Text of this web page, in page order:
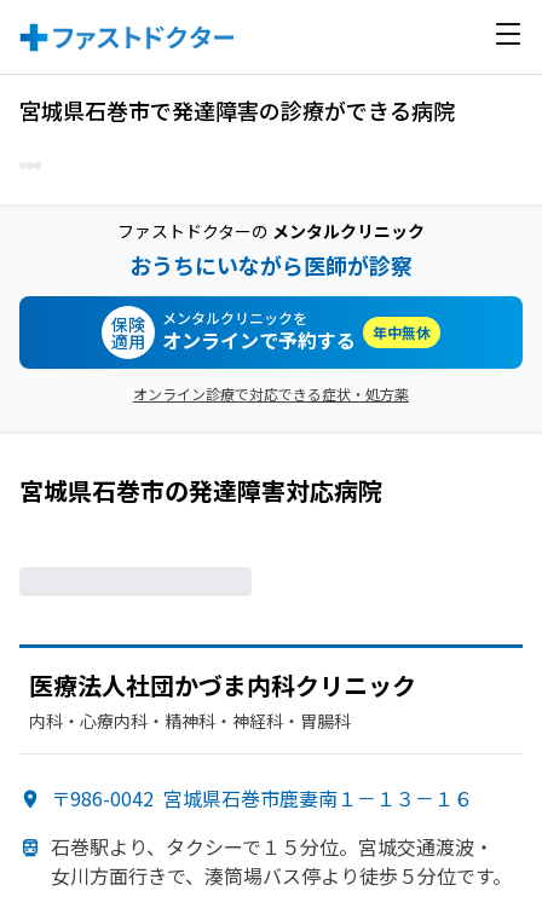
宮城県石巻市で発達障害の診療ができる病院
ファストドクターの メンタルクリニック
おうちにいながら医師が診察
保険
適用
メンタルクリニックを
オンラインで予約する 年中無休
オンライン診療で対応できる症状・処方薬
宮城県石巻市の発達障害対応病院
医療法人社団かづま内科クリニック
内科・​心療内科・​精神科・神経科・​胃腸科
〒986-0042 宮城県石巻市鹿妻南１－１３－１６
石巻駅より、 タクシーで １５分位。 宮城交通渡波・
女川方面行きで、 湊筒場バス停より徒歩５分位です。